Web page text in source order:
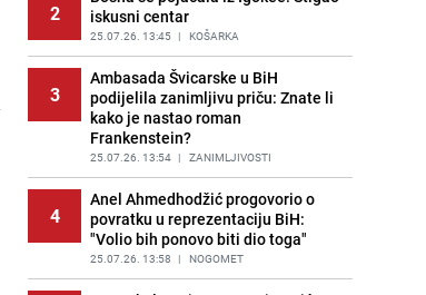
13
Kako očistiti staklo od tuš-kabina:
Jednostavni savjeti za očuvanje
sjaja
PRIJE 1 DAN | ŽIVOT I STIL
Očistite rernu bez hemikalija:
Poznata stručnjakinja dijeli savjete
PRIJE 2 DANA | ŽIVOT I STIL
15
Novi detalji istrage: Ruske službe
otkrile moguć uzrok tragedije bh.
planinara na Elbrusu
PRIJE 1 DAN | SVIJET
2
iskusni centar
25.07.26. 13:45 | KOŠARKA
3
Ambasada Švicarske u BiH
podijelila zanimljivu priču: Znate li
kako je nastao roman
Frankenstein?
25.07.26. 13:54 | ZANIMLJIVOSTI
4
Anel Ahmedhodžić progovorio o
povratku u reprezentaciju BiH:
"Volio bih ponovo biti dio toga"
25.07.26. 13:58 | NOGOMET